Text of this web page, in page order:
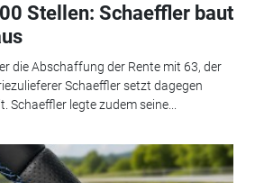
Stellen: Schaeffler baut
die Abschaffung der Rente mit 63, der
Schaeffler setzt dagegen
Schaeffler legte zudem seine...